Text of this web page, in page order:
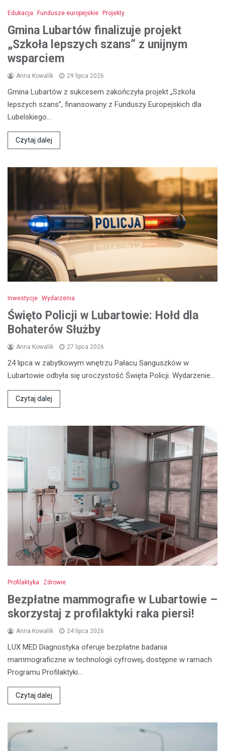
Edukacja Fundusze europejskie Projekty
Gmina Lubartów finalizuje projekt
„Szkoła lepszych szans” z unijnym
wsparciem
Anna Kowalik 29 lipca 2026
Gmina Lubartów z sukcesem zakończyła projekt „Szkoła
lepszych szans”, finansowany z Funduszy Europejskich dla
Lubelskiego…
Czytaj dalej
Inwestycje Wydarzenia
Święto Policji w Lubartowie: Hołd dla
Bohaterów Służby
Anna Kowalik 27 lipca 2026
24 lipca w zabytkowym wnętrzu Pałacu Sanguszków w
Lubartowie odbyła się uroczystość Święta Policji. Wydarzenie…
Czytaj dalej
Profilaktyka Zdrowie
Bezpłatne mammografie w Lubartowie –
skorzystaj z profilaktyki raka piersi!
Anna Kowalik 24 lipca 2026
LUX MED Diagnostyka oferuje bezpłatne badania
mammograficzne w technologii cyfrowej, dostępne w ramach
Programu Profilaktyki…
Czytaj dalej